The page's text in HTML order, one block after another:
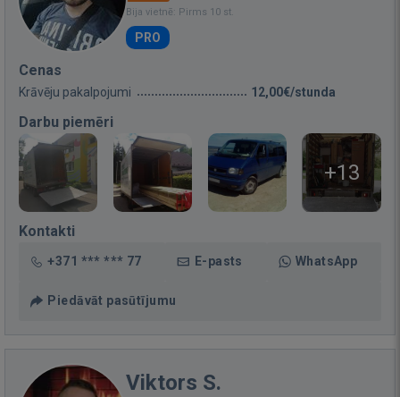
Bija vietnē: Pirms 10 st.
PRO
Cenas
Krāvēju pakalpojumi 12,00€/stunda
Darbu piemēri
+13
Kontakti
+371 *** *** 77 E-pasts WhatsApp
Piedāvāt pasūtījumu
Viktors S.